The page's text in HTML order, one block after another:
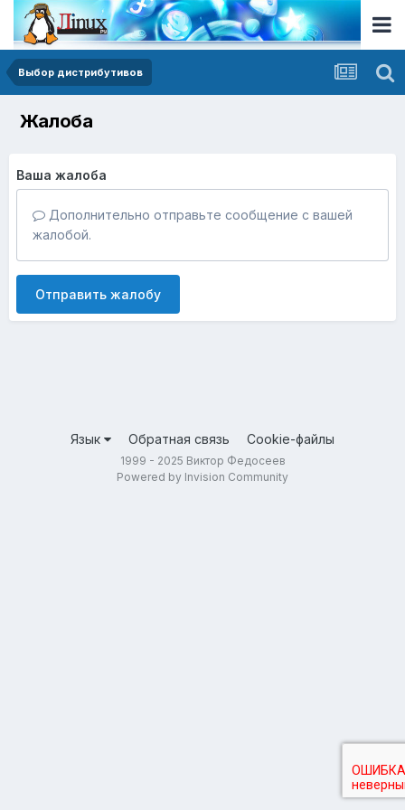
Выбор дистрибутивов
Жалоба
Ваша жалоба
Дополнительно отправьте сообщение с вашей
жалобой.
Отправить жалобу
Язык Обратная связь Cookie-файлы
1999 - 2025 Виктор Федосеев
Powered by Invision Community